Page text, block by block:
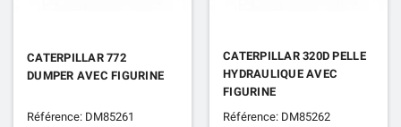
CATERPILLAR 772
DUMPER AVEC FIGURINE
Référence: DM85261
CATERPILLAR 320D PELLE
HYDRAULIQUE AVEC
FIGURINE
Référence: DM85262